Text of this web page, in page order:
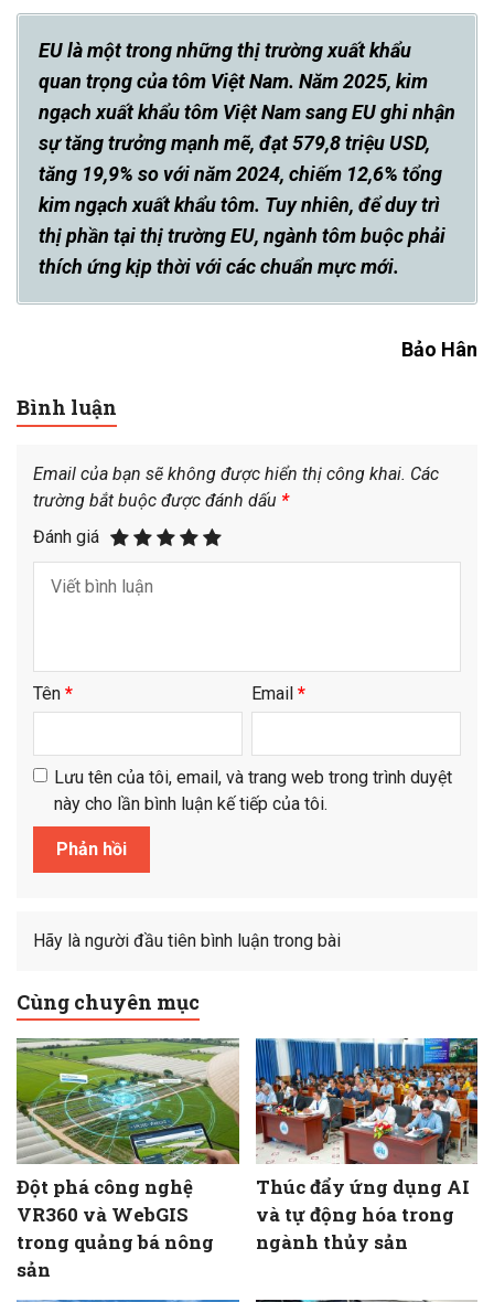
EU là một trong những thị trường xuất khẩu
quan trọng của tôm Việt Nam. Năm 2025, kim
ngạch xuất khẩu tôm Việt Nam sang EU ghi nhận
sự tăng trưởng mạnh mẽ, đạt 579,8 triệu USD,
tăng 19,9% so với năm 2024, chiếm 12,6% tổng
kim ngạch xuất khẩu tôm. Tuy nhiên, để duy trì
thị phần tại thị trường EU, ngành tôm buộc phải
thích ứng kịp thời với các chuẩn mực mới.
Bảo Hân
Bình luận
Email của bạn sẽ không được hiển thị công khai. Các
trường bắt buộc được đánh dấu *
Đánh giá
Tên * Email *
Lưu tên của tôi, email, và trang web trong trình duyệt
này cho lần bình luận kế tiếp của tôi.
Hãy là người đầu tiên bình luận trong bài
Cùng chuyên mục
Đột phá công nghệ
VR360 và WebGIS
trong quảng bá nông
sản
Thúc đẩy ứng dụng AI
và tự động hóa trong
ngành thủy sản